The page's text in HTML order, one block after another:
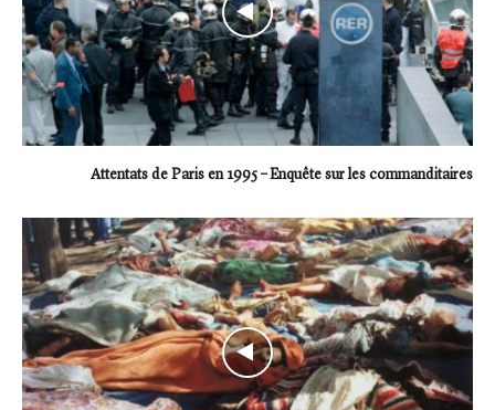
Attentats de Paris en 1995 – Enquête sur les commanditaires